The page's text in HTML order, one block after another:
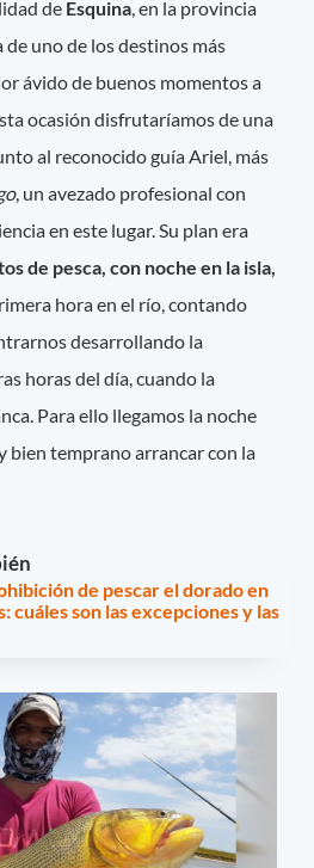
de Esquina , en la provincia
de uno de los destinos más
ávido de buenos momentos a
ocasión disfrutaríamos de una
al reconocido guía Ariel, más
, un avezado profesional con
en este lugar. Su plan era
de pesca, con noche en la isla,
hora en el río, contando
desarrollando la
horas del día, cuando la
Para ello llegamos la noche
bien temprano arrancar con la
de pescar el dorado en
cuáles son las excepciones y las